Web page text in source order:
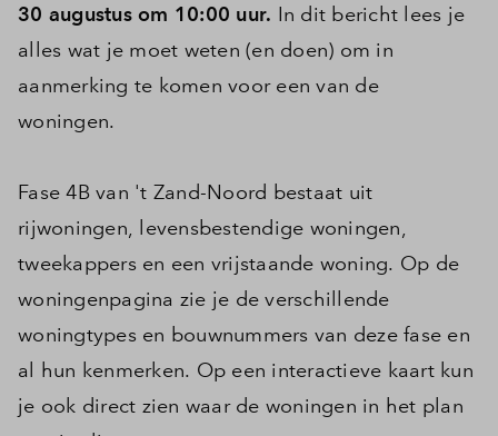
30 augustus om 10:00 uur. In dit bericht lees je
alles wat je moet weten (en doen) om in
aanmerking te komen voor een van de
woningen.
Fase 4B van 't Zand-Noord bestaat uit
rijwoningen, levensbestendige woningen,
tweekappers en een vrijstaande woning. Op de
woningenpagina zie je de verschillende
woningtypes en bouwnummers van deze fase en
al hun kenmerken. Op een interactieve kaart kun
je ook direct zien waar de woningen in het plan